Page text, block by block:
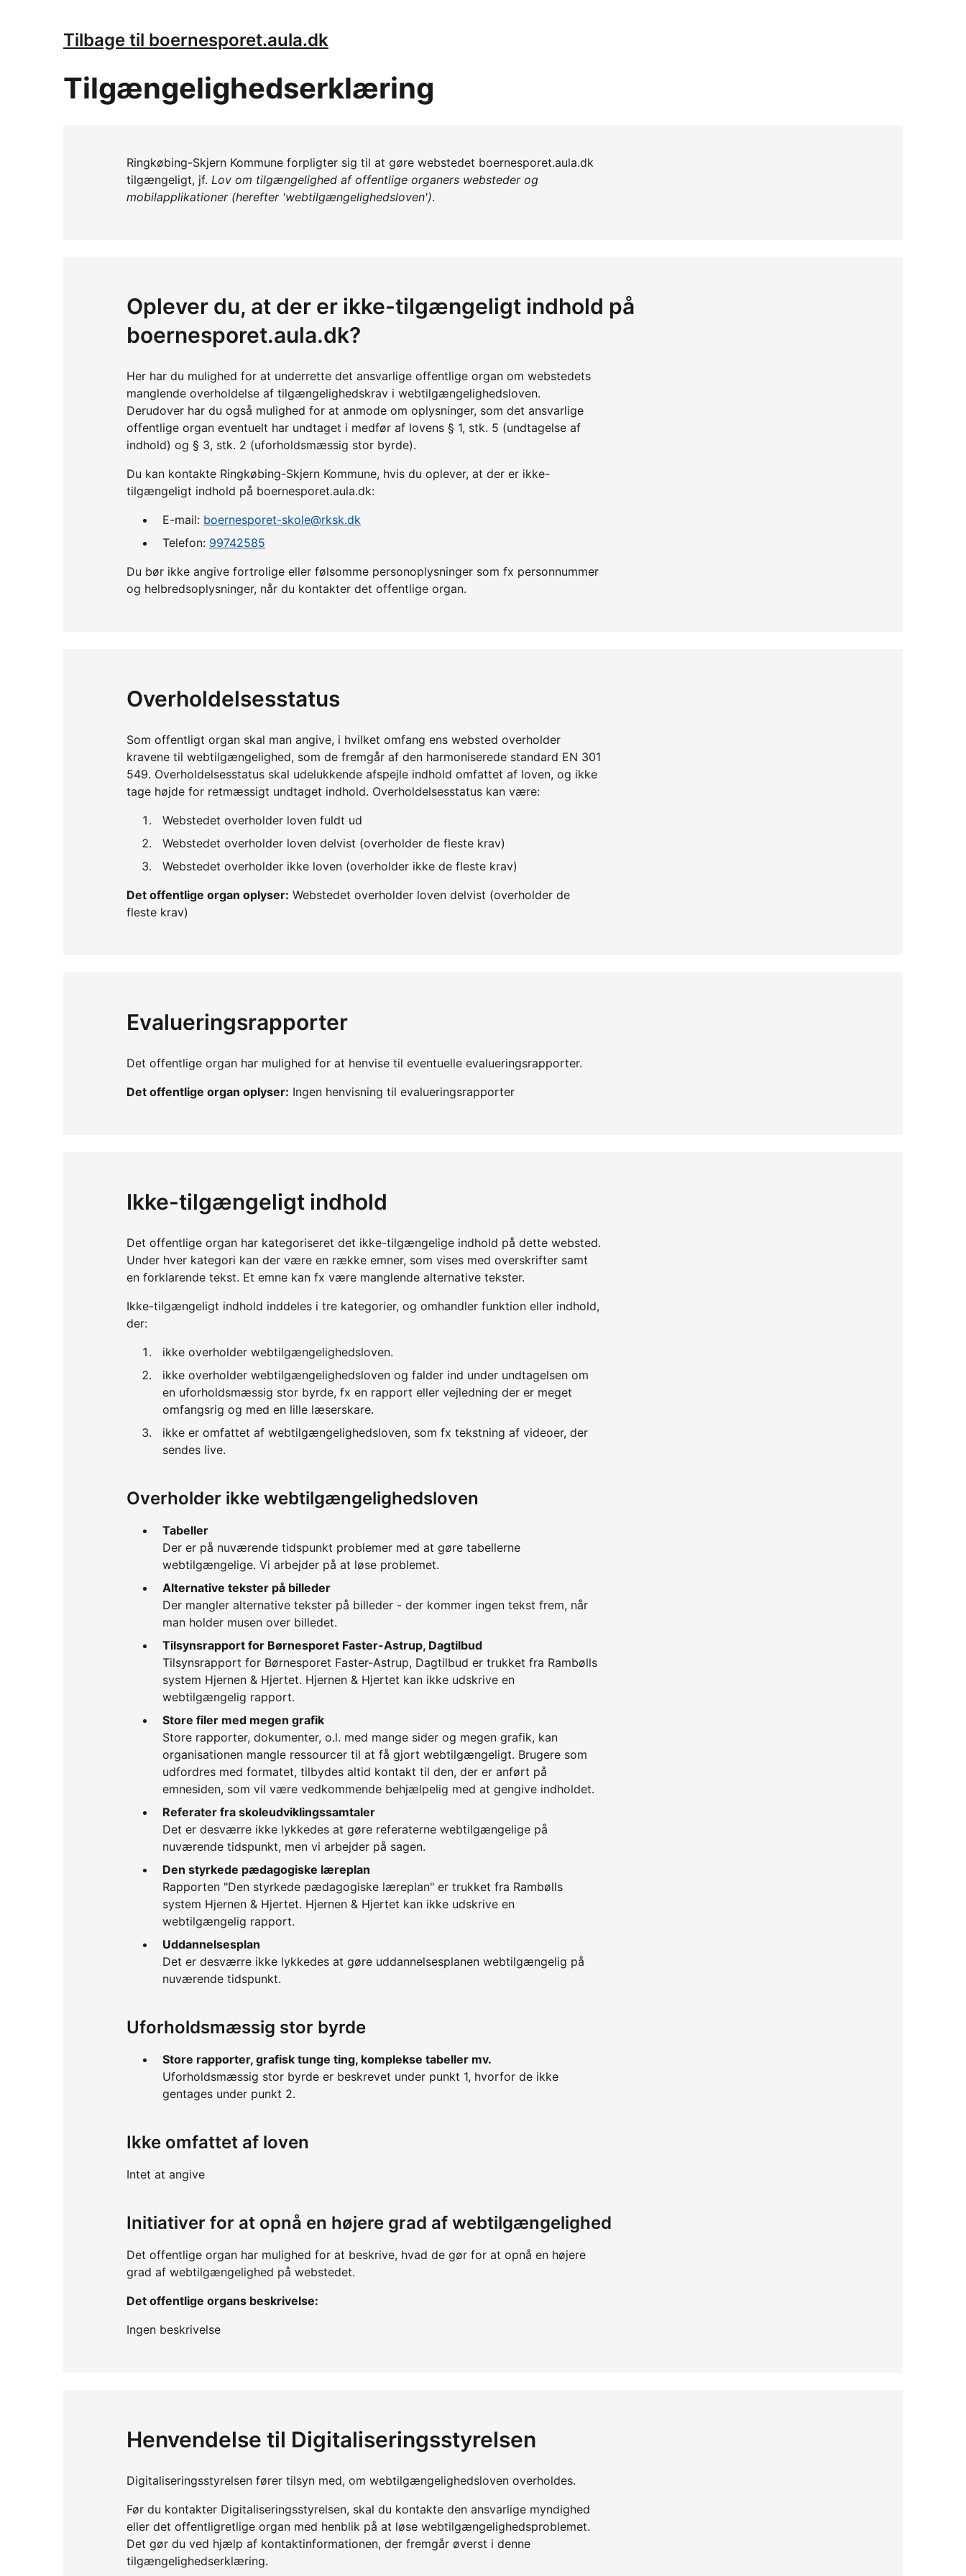
Tilbage til boernesporet.aula.dk
Tilgængelighedserklæring
Ringkøbing-Skjern Kommune forpligter sig til at gøre webstedet boernesporet.aula.dk
tilgængeligt, jf. Lov om tilgængelighed af offentlige organers websteder og
mobilapplikationer (herefter 'webtilgængelighedsloven').
Oplever du, at der er ikke-tilgængeligt indhold på
boernesporet.aula.dk?
Her har du mulighed for at underrette det ansvarlige offentlige organ om webstedets
manglende overholdelse af tilgængelighedskrav i webtilgængelighedsloven.
Derudover har du også mulighed for at anmode om oplysninger, som det ansvarlige
offentlige organ eventuelt har undtaget i medfør af lovens § 1, stk. 5 (undtagelse af
indhold) og § 3, stk. 2 (uforholdsmæssig stor byrde).
Du kan kontakte Ringkøbing-Skjern Kommune, hvis du oplever, at der er ikke-
tilgængeligt indhold på boernesporet.aula.dk:
E-mail: boernesporet-skole@rksk.dk
Telefon: 99742585
Du bør ikke angive fortrolige eller følsomme personoplysninger som fx personnummer
og helbredsoplysninger, når du kontakter det offentlige organ.
Overholdelsesstatus
Som offentligt organ skal man angive, i hvilket omfang ens websted overholder
kravene til webtilgængelighed, som de fremgår af den harmoniserede standard EN 301
549. Overholdelsesstatus skal udelukkende afspejle indhold omfattet af loven, og ikke
tage højde for retmæssigt undtaget indhold. Overholdelsesstatus kan være:
Webstedet overholder loven fuldt ud
Webstedet overholder loven delvist (overholder de fleste krav)
Webstedet overholder ikke loven (overholder ikke de fleste krav)
Det offentlige organ oplyser: Webstedet overholder loven delvist (overholder de
fleste krav)
Evalueringsrapporter
Det offentlige organ har mulighed for at henvise til eventuelle evalueringsrapporter.
Det offentlige organ oplyser: Ingen henvisning til evalueringsrapporter
Ikke-tilgængeligt indhold
Det offentlige organ har kategoriseret det ikke-tilgængelige indhold på dette websted.
Under hver kategori kan der være en række emner, som vises med overskrifter samt
en forklarende tekst. Et emne kan fx være manglende alternative tekster.
Ikke-tilgængeligt indhold inddeles i tre kategorier, og omhandler funktion eller indhold,
der:
ikke overholder webtilgængelighedsloven.
ikke overholder webtilgængelighedsloven og falder ind under undtagelsen om
en uforholdsmæssig stor byrde, fx en rapport eller vejledning der er meget
omfangsrig og med en lille læserskare.
ikke er omfattet af webtilgængelighedsloven, som fx tekstning af videoer, der
sendes live.
Overholder ikke webtilgængelighedsloven
Tabeller
Der er på nuværende tidspunkt problemer med at gøre tabellerne
webtilgængelige. Vi arbejder på at løse problemet.
Alternative tekster på billeder
Der mangler alternative tekster på billeder - der kommer ingen tekst frem, når
man holder musen over billedet.
Tilsynsrapport for Børnesporet Faster-Astrup, Dagtilbud
Tilsynsrapport for Børnesporet Faster-Astrup, Dagtilbud er trukket fra Rambølls
system Hjernen & Hjertet. Hjernen & Hjertet kan ikke udskrive en
webtilgængelig rapport.
Store filer med megen grafik
Store rapporter, dokumenter, o.l. med mange sider og megen grafik, kan
organisationen mangle ressourcer til at få gjort webtilgængeligt. Brugere som
udfordres med formatet, tilbydes altid kontakt til den, der er anført på
emnesiden, som vil være vedkommende behjælpelig med at gengive indholdet.
Referater fra skoleudviklingssamtaler
Det er desværre ikke lykkedes at gøre referaterne webtilgængelige på
nuværende tidspunkt, men vi arbejder på sagen.
Den styrkede pædagogiske læreplan
Rapporten "Den styrkede pædagogiske læreplan" er trukket fra Rambølls
system Hjernen & Hjertet. Hjernen & Hjertet kan ikke udskrive en
webtilgængelig rapport.
Uddannelsesplan
Det er desværre ikke lykkedes at gøre uddannelsesplanen webtilgængelig på
nuværende tidspunkt.
Uforholdsmæssig stor byrde
Store rapporter, grafisk tunge ting, komplekse tabeller mv.
Uforholdsmæssig stor byrde er beskrevet under punkt 1, hvorfor de ikke
gentages under punkt 2.
Ikke omfattet af loven
Intet at angive
Initiativer for at opnå en højere grad af webtilgængelighed
Det offentlige organ har mulighed for at beskrive, hvad de gør for at opnå en højere
grad af webtilgængelighed på webstedet.
Det offentlige organs beskrivelse:
Ingen beskrivelse
Henvendelse til Digitaliseringsstyrelsen
Digitaliseringsstyrelsen fører tilsyn med, om webtilgængelighedsloven overholdes.
Før du kontakter Digitaliseringsstyrelsen, skal du kontakte den ansvarlige myndighed
eller det offentligretlige organ med henblik på at løse webtilgængelighedsproblemet.
Det gør du ved hjælp af kontaktinformationen, der fremgår øverst i denne
tilgængelighedserklæring.